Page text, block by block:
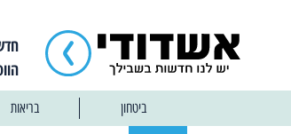
ביטחון בריאות